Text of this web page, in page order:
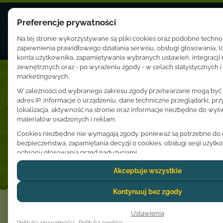
Preferencje prywatności
Na tej stronie wykorzystywane są pliki cookies oraz podobne
zapewnienia prawidłowego działania serwisu, obsługi głosowania,
konta użytkownika, zapamiętywania wybranych ustawień, integracji
zewnętrznych oraz - po wyrażeniu zgody - w celach statystycznych i
marketingowych.
W zależności od wybranego zakresu zgody przetwarzane mogą być
adres IP, informacje o urządzeniu, dane techniczne przeglądarki,
lokalizacja, aktywność na stronie oraz informacje niezbędne do
materiałów osadzonych i reklam.
Cookies niezbędne nie wymagają zgody, ponieważ są potrzebne do
bezpieczeństwa, zapamiętania decyzji o cookies, obsługi sesji
ochrony głosowania przed nadużyciami.
Dostawcy usług zewnętrznych, tacy jak Google lub YouTube, mogą
osobowe użytkownika zgodnie z własnymi zasadami prywatności.
przypadkach dane mogą być przekazywane poza Europejski Obszar
może wiązać się z odmiennym poziomem ochrony danych.
Zgoda jest dobrowolna i może zostać udzielona dla wszystkich
lub ograniczona do wybranych ustawień. Wyrażoną decyzję można
Akceptuje wszystkie
Kontynuuj bez zgody
Ustawienia
Adam i Karolina Krawczyk
Agnieszka Ptak
Alina Trzeciak
Andrea Rischka